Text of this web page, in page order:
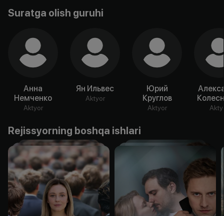
Suratga olish guruhi
Анна
Немченко
Aktyor
Ян Ильвес
Aktyor
Юрий
Круглов
Aktyor
Rejissyorning boshqa ishlari